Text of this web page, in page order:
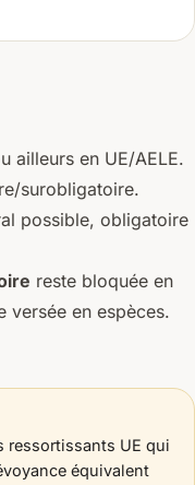
ailleurs en UE/AELE.
surobligatoire.
possible, obligatoire
reste bloquée en
versée en espèces.
ressortissants UE qui
équivalent